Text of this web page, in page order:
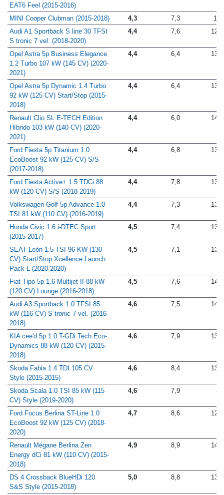
EAT6 Feel (2015-2016)
MINI Cooper Clubman (2015-2018)
4,3 7,3
14
Audi A1 Sportback S line 30 TFSI
S tronic 7 vel. (2018-2020)
4,4 7,6 12,1
Opel Astra 5p Business Elegance
1.2 Turbo 107 kW (145 CV) (2020-
2021)
4,4 6,4 13,9
Opel Astra 5p Dynamic 1.4 Turbo
92 kW (125 CV) Start/Stop (2015-
2018)
4,4 6,4 13,9
Renault Clio SL E-TECH Edition
Híbrido 103 kW (140 CV) (2020-
2021)
4,4 6,0 14,0
Ford Fiesta 5p Titanium 1.0
EcoBoost 92 kW (125 CV) S/S
(2017-2018)
4,4 6,8 13,0
Ford Fiesta Active+ 1.5 TDCi 88
kW (120 CV) S/S (2018-2019)
4,4 7,8 13,5
Volkswagen Golf 5p Advance 1.0
TSI 81 kW (110 CV) (2016-2019)
4,4 7,3 13,6
Honda Civic 1.6 i-DTEC Sport
(2015-2017)
4,5 7,4 13,4
SEAT León 1.5 TSI 96 KW (130
CV) Start/Stop Xcellence Launch
Pack L (2020-2020)
4,5 7,1 13,0
Fiat Tipo 5p 1.6 Multijet II 88 kW
(120 CV) Lounge (2016-2018)
4,5 7,6 14,3
Audi A3 Sportback 1.0 TFSI 85
kW (116 CV) S tronic 7 vel. (2016-
2018)
4,6 7,5 14,3
KIA cee'd 5p 1.0 T-GDi Tech Eco-
Dynamics 88 kW (120 CV) (2015-
2018)
4,6 7,9 13,9
Skoda Fabia 1.4 TDI 105 CV
Style (2015-2015)
4,6 8,4 13,2
Skoda Scala 1.0 TSI 85 kW (115
CV) Style (2019-2020)
4,6 7,9 -
Ford Focus Berlina ST-Line 1.0
EcoBoost 92 kW (125 CV) (2018-
2020)
4,7 8,6 12,5
Renault Mégane Berlina Zen
Energy dCi 81 kW (110 CV) (2015-
2018)
4,9 8,9 14,2
DS 4 Crossback BlueHDi 120
S&S Style (2015-2018)
5,0 8,8 13,9